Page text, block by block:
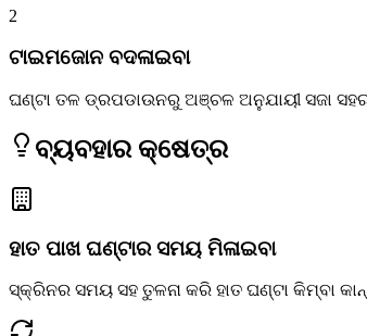
2
ଟାଇମଜୋନ ବଦଳାଇବା
ଘଣ୍ଟା ତଳ ଡ୍ରପଡାଉନରୁ ଅଞ୍ଚଳ ଅନୁଯାୟୀ ସଜା
ବ୍ୟବହାର କ୍ଷେତ୍ର
ହାତ ପାଖ ଘଣ୍ଟାର ସମୟ ମିଳାଇବା
ସ୍କ୍ରିନର ସମୟ ସହ ତୁଳନା କରି ହାତ ଘଣ୍ଟା କିମ୍ବା